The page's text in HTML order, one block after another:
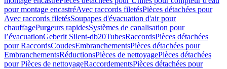
pour montage encastréAvec raccords filetésPièces détachées pour
Avec raccords filetésSoupapes d'évacuation d'air pour
chauffagePurgeurs rapidesSystèmes de canalisation pour
l’évacuationGeberit Silent-db20TubesRaccordsPièces détachées
pour RaccordsCoudesEmbranchementsPièces détachées pour
EmbranchementsRéductionsPièces de nettoyagePièces détachées
pour Pièces de nettoyageRaccordementsPièces détachées pour